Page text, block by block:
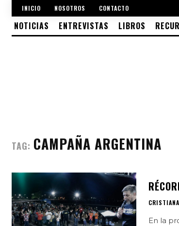
INICIO NOSOTROS CONTACTO
NOTICIAS ENTREVISTAS LIBROS
TAG: CAMPAÑA ARGENTINA
En la